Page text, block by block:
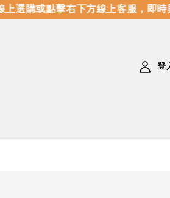
購或點擊右下方線上客服，即時
登